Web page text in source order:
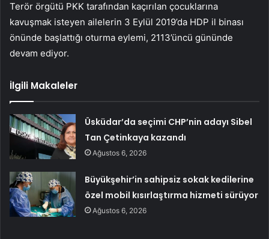
Terör örgütü PKK tarafından kaçırılan çocuklarına
kavuşmak isteyen ailelerin 3 Eylül 2019’da HDP il binası
önünde başlattığı oturma eylemi, 2113’üncü gününde
devam ediyor.
İlgili Makaleler
Üsküdar’da seçimi CHP’nin adayı Sibel
Tan Çetinkaya kazandı
Ağustos 6, 2026
Büyükşehir’in sahipsiz sokak kedilerine
özel mobil kısırlaştırma hizmeti sürüyor
Ağustos 6, 2026